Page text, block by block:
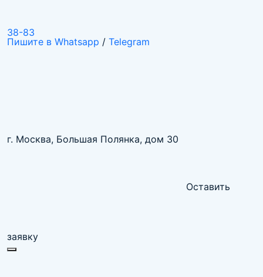
38-83
Пишите в Whatsapp / Telegram
г. Москва, Большая Полянка, дом 30
Оставить
заявку